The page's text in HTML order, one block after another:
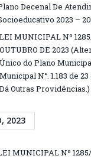
Decenal De
2023 –
LEI MUNICIPAL Nº
OUTUBRO DE 2023
Único do Plano
Municipal N°. 1.183 de
Dá Outras Providências.)
2023
MUNICIPAL Nº